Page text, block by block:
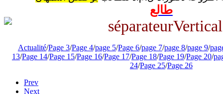
طالع
Actualité/Page 3/Page 4/page 5/Page 6/page 7/page 8/page 9/
13/Page 14/Page 15/Page 16/Page 17/Page 18/Page 19/Page 20/
24/Page 25/Page 26
Prev
Next